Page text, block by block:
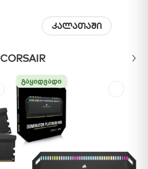
კალათაში
CORSAIR
ᲒᲐᲧᲘᲓᲕᲐᲓᲘ
ᲒᲐᲧᲘᲓᲕᲐᲓᲘ